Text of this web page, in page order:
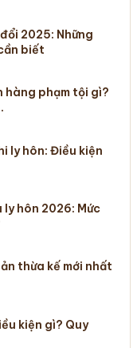
2025: Những
biết
hàng phạm tội gì?
ly hôn: Điều kiện
hôn 2026: Mức
thừa kế mới nhất
kiện gì? Quy